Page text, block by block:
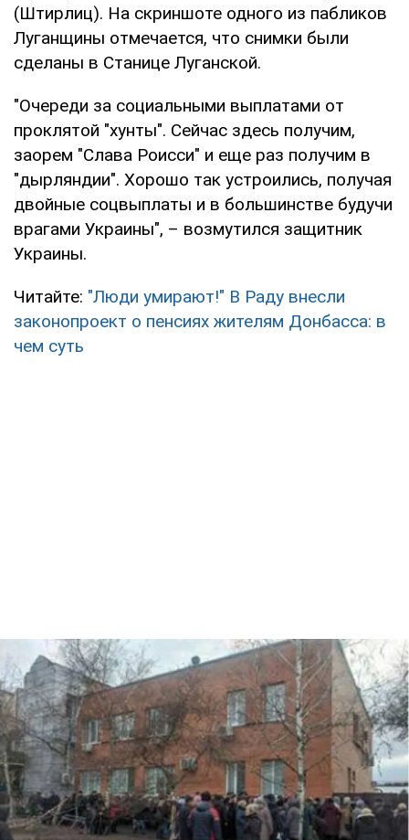
(Штирлиц). На скриншоте одного из пабликов
Луганщины отмечается, что снимки были
сделаны в Станице Луганской.
"Очереди за социальными выплатами от
проклятой "хунты". Сейчас здесь получим,
заорем "Слава Роисси" и еще раз получим в
"дырляндии". Хорошо так устроились, получая
двойные соцвыплаты и в большинстве будучи
врагами Украины", – возмутился защитник
Украины.
Читайте: "Люди умирают!" В Раду внесли
законопроект о пенсиях жителям Донбасса: в
чем суть